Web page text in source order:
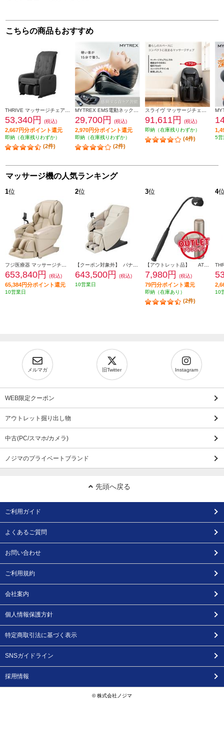
こちらの商品もおすすめ
53,340円 (税込)
2,667円分ポイント還元
即納（在庫残りわずか）
(2件)
29,700円 (税込)
2,970円分ポイント還元
即納（在庫残りわずか）
(2件)
91,611円
(税込)
即納（在庫残りわずか）
(4件) 5営
マッサージ機の人気ランキング
1位
653,840円 (税込)
65,384円分ポイント還元
10営業日
2位
643,500円
(税込)
10営業日
3位
7,980円 (税込)
79円分ポイント還元
即納（在庫あり）
(2件)
4
10
メルマガ 旧Twitter Instagram
WEB限定クーポン
アウトレット掘り出し物
中古(PC/スマホ/カメラ)
ノジマのプライベートブランド
先頭へ戻る
ご利用ガイド
よくあるご質問
お問い合わせ
ご利用規約
会社案内
個人情報保護方針
特定商取引法に基づく表示
SNSガイドライン
採用情報
© 株式会社ノジマ